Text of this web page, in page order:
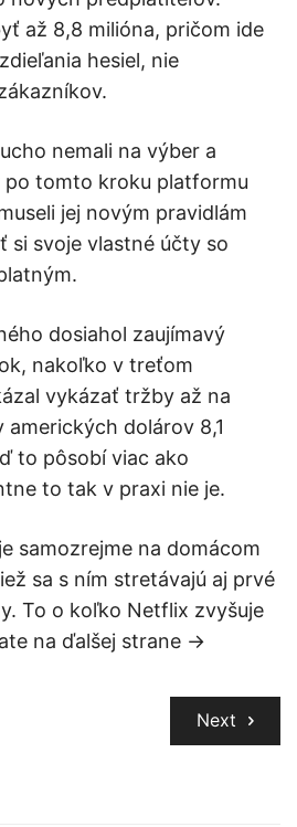
až 8,8 milióna, pričom ide
hesiel, nie
nemali na výber a
po tomto kroku platformu
jej novým pravidlám
si svoje vlastné účty so
dosiahol zaujímavý
nakoľko v treťom
vykázať tržby až na
dolárov 8,1
to pôsobí viac ako
to tak v praxi nie je.
samozrejme na domácom
sa s ním stretávajú aj prvé
To o koľko Netflix zvyšuje
na ďalšej strane →
Next